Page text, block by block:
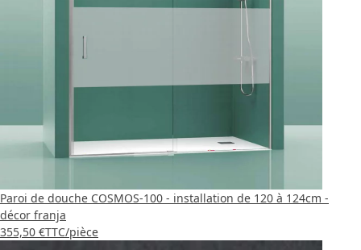
Paroi de douche COSMOS-100 - installation de 120 à 124cm -
décor franja
355,50 €TTC/pièce